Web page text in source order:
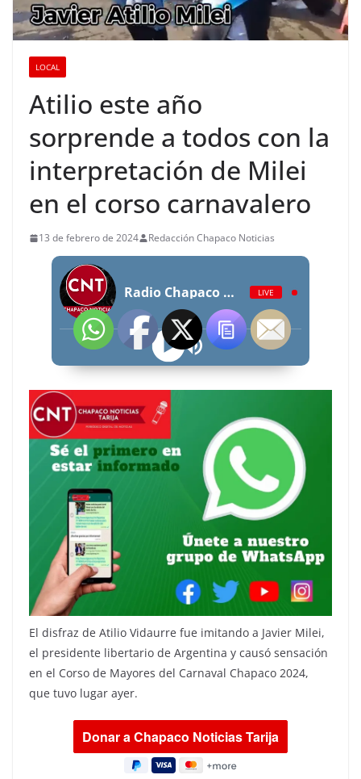
LOCAL
Atilio este año
sorprende a todos con la
interpretación de Milei
en el corso carnavalero
13 de febrero de 2024 Redacción Chapaco Noticias
Radio Chapaco Noticias Las 24 horas en vivo LIVE
El disfraz de Atilio Vidaurre fue imitando a Javier Milei,
el presidente libertario de Argentina y causó sensación
en el Corso de Mayores del Carnaval Chapaco 2024,
que tuvo lugar ayer.